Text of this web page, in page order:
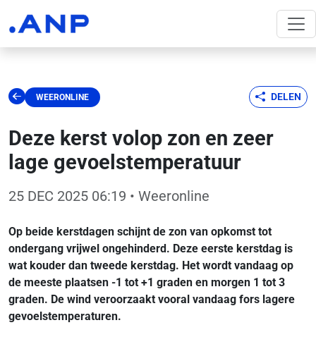
WEERONLINE DELEN
Deze kerst volop zon en zeer
lage gevoelstemperatuur
25 DEC 2025 06:19 • Weeronline
Op beide kerstdagen schijnt de zon van opkomst tot
ondergang vrijwel ongehinderd. Deze eerste kerstdag is
wat kouder dan tweede kerstdag. Het wordt vandaag op
de meeste plaatsen -1 tot +1 graden en morgen 1 tot 3
graden. De wind veroorzaakt vooral vandaag fors lagere
gevoelstemperaturen.